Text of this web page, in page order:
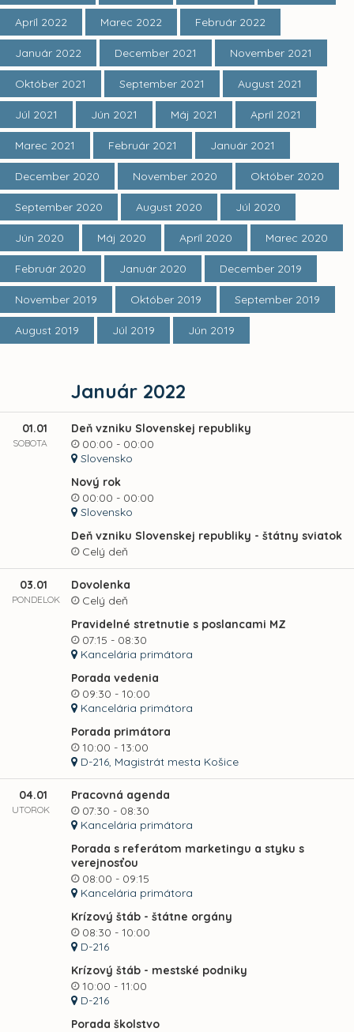
Apríl 2022 Marec 2022 Február 2022
Január 2022 December 2021 November 2021
Október 2021 September 2021 August 2021
Júl 2021 Jún 2021 Máj 2021 Apríl 2021
Marec 2021 Február 2021 Január 2021
December 2020 November 2020 Október 2020
September 2020 August 2020 Júl 2020
Jún 2020 Máj 2020 Apríl 2020 Marec 2020
Február 2020 Január 2020 December 2019
November 2019 Október 2019 September 2019
August 2019 Júl 2019 Jún 2019
Január 2022
01.01
SOBOTA
Deň vzniku Slovenskej republiky
00:00 - 00:00
Slovensko
Nový rok
00:00 - 00:00
Slovensko
Deň vzniku Slovenskej republiky - štátny sviatok
Celý deň
03.01
PONDELOK
Dovolenka
Celý deň
Pravidelné stretnutie s poslancami MZ
07:15 - 08:30
Kancelária primátora
Porada vedenia
09:30 - 10:00
Kancelária primátora
Porada primátora
10:00 - 13:00
D-216, Magistrát mesta Košice
04.01
UTOROK
Pracovná agenda
07:30 - 08:30
Kancelária primátora
Porada s referátom marketingu a styku s
verejnosťou
08:00 - 09:15
Kancelária primátora
Krízový štáb - štátne orgány
08:30 - 10:00
D-216
Krízový štáb - mestské podniky
10:00 - 11:00
D-216
Porada školstvo